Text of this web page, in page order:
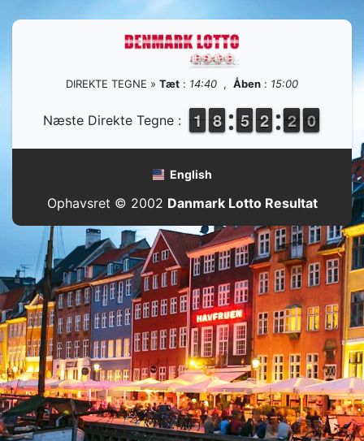
DIREKTE TEGNE » Tæt : 14:40 , Åben : 15:00
Næste Direkte Tegne : 1
1
1
1 7
7
8
8 4
4
5
5 1
1
2
2 2
2
1 0
0
9
English
Ophavsret © 2002 Danmark Lotto Resultat